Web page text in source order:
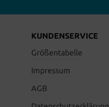
KUNDENSERVICE
Größentabelle
Impressum
AGB